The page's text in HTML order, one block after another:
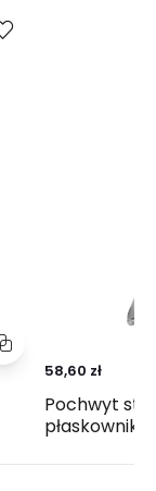
58,60 zł
Pochwyt
płaskownik